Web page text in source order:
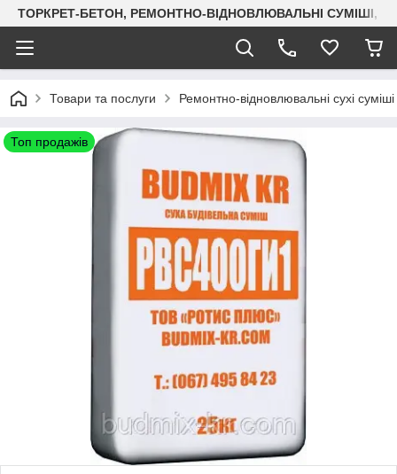
ТОРКРЕТ-БЕТОН, РЕМОНТНО-ВІДНОВЛЮВАЛЬНІ СУМІШІ,
Товари та послуги Ремонтно-відновлювальні сухі суміші
Топ продажів